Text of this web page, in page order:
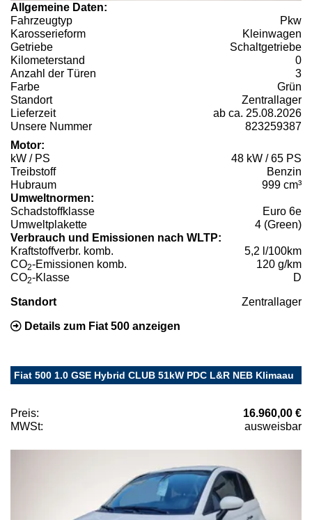
Allgemeine Daten:
Fahrzeugtyp
Pkw
Karosserieform
Kleinwagen
Getriebe
Schaltgetriebe
Kilometerstand
0
Anzahl der Türen
3
Farbe
Grün
Standort
Zentrallager
Lieferzeit
ab ca. 25.08.2026
Unsere Nummer
823259387
Motor:
kW / PS
48 kW / 65 PS
Treibstoff
Benzin
Hubraum
999 cm³
Umweltnormen:
Schadstoffklasse
Euro 6e
Umweltplakette
4 (Green)
Verbrauch und Emissionen nach WLTP:
Kraftstoffverbr. komb.
5,2 l/100km
CO2-Emissionen komb.
120 g/km
CO2-Klasse D
Standort Zentrallager
Details zum Fiat 500 anzeigen
Fiat 500 1.0 GSE Hybrid CLUB 51kW PDC L&R NEB Klimaau
Preis:
16.960,00 €
MWSt:
ausweisbar